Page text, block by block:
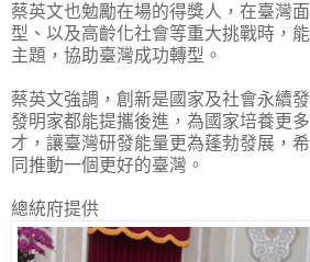
蔡英文也勉勵在場的得獎人，在臺灣
型、以及高齡化社會等重大挑戰時，
主題，協助臺灣成功轉型。
蔡英文強調，創新是國家及社會永續
發明家都能提攜後進，為國家培養更
才，讓臺灣研發能量更為蓬勃發展，
同推動一個更好的臺灣。
總統府提供